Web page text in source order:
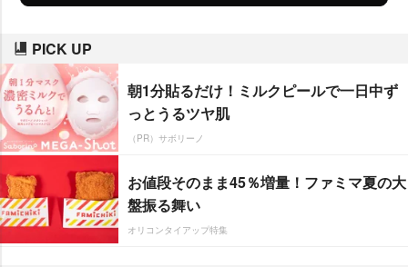
PICK UP
朝1分貼るだけ！ミルクピールで一日中ず
っとうるツヤ肌
（PR）サボリーノ
お値段そのまま45％増量！ファミマ夏の大
盤振る舞い
オリコンタイアップ特集